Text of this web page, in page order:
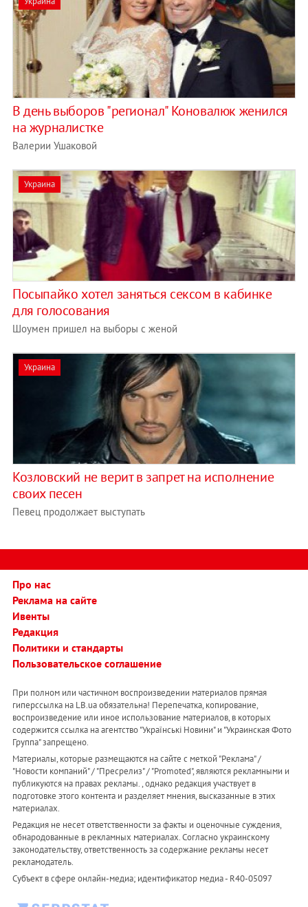
В день выборов "регионал" Коновалюк женился
на журналистке
Валерии Ушаковой
Украина
Посыпайко хотел заняться сексом в кабинке
для голосования
Шоумен пришел на выборы с женой
Украина
Козловский не верит в запрет на исполнение
своих песен
Певец продолжает выступать
Про нас
Реклама на сайте
Ивенты
Редакция
Политики и стандарты
Пользовательское соглашение
При полном или частичном воспроизведении материалов прямая
гиперссылка на LB.ua обязательна! Перепечатка, копирование,
воспроизведение или иное использование материалов, в которых
содержится ссылка на агентство "Українськi Новини" и "Украинская Фото
Группа" запрещено.
Материалы, которые размещаются на сайте с меткой "Реклама" /
"Новости компаний" / "Пресрелиз" / "Promoted", являются рекламными и
публикуются на правах рекламы. , однако редакция участвует в
подготовке этого контента и разделяет мнения, высказанные в этих
материалах.
Редакция не несет ответственности за факты и оценочные суждения,
обнародованные в рекламных материалах. Согласно украинскому
законодательству, ответственность за содержание рекламы несет
рекламодатель.
Субъект в сфере онлайн-медиа; идентификатор медиа - R40-05097